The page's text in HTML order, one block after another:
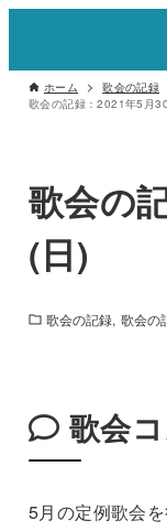
ホーム 歌会の記録
歌会の記録：2021年5月
歌会の
(日)
歌会の記録 歌会の
歌会
5月の定例歌会を